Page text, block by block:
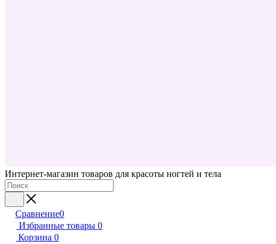
Интернет-магазин товаров для красоты ногтей и тела
Сравнение0
Избранные товары 0
Корзина 0